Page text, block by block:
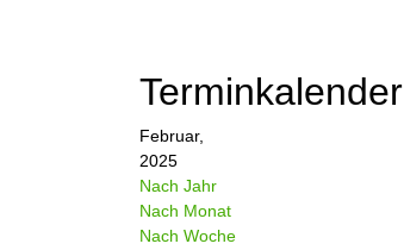
Terminkalender
Februar,
2025
Nach Jahr
Nach Monat
Nach Woche